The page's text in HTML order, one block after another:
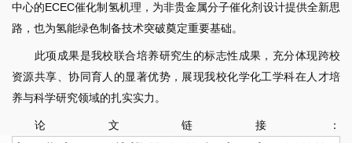
中心的ECEC催化制氢机理，为非贵金属分子催化剂设计提供全新思
路，也为氢能绿色制备技术突破奠定重要基础。
此项成果是我校联合培养研究生的标志性成果，充分体现跨校
资源共享、协同育人的显著优势，展现我校化学化工学科在人才培
养与科学研究领域的扎实实力。
论文链接：